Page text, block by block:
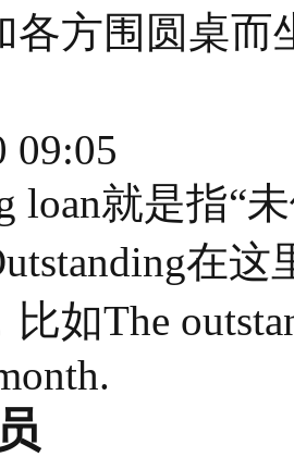
各方围圆桌而
09:05
loan就是指“
在
如The